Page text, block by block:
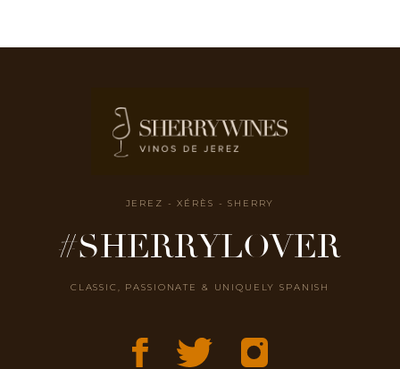
JEREZ - XÉRÈS - SHERRY
#SHERRYLOVER
CLASSIC, PASSIONATE & UNIQUELY SPANISH